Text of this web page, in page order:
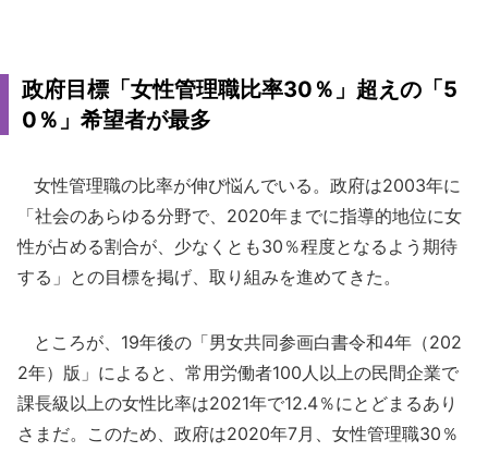
政府目標「女性管理職比率30％」超えの「5
0％」希望者が最多
女性管理職の比率が伸び悩んでいる。政府は2003年に
「社会のあらゆる分野で、2020年までに指導的地位に女
性が占める割合が、少なくとも30％程度となるよう期待
する」との目標を掲げ、取り組みを進めてきた。
ところが、19年後の「男女共同参画白書令和4年（202
2年）版」によると、常用労働者100人以上の民間企業で
課長級以上の女性比率は2021年で12.4％にとどまるあり
さまだ。このため、政府は2020年7月、女性管理職30％